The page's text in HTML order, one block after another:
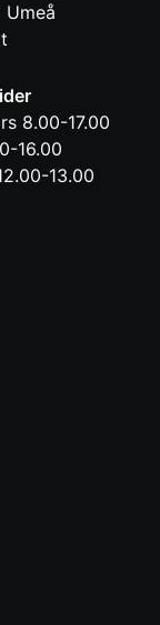
Umeå
8.00-17.00
16.00
13.00